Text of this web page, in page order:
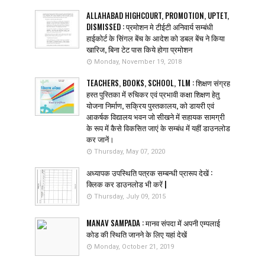
ALLAHABAD HIGHCOURT, PROMOTION, UPTET,
DISMISSED : प्रमोशन मे टीईटी अनिवार्य सम्बंधी
हाईकोर्ट के सिंगल बेंच के आदेश को डबल बेंच ने किया
खारिज, बिना टेट पास किये होगा प्रमोशन
Monday, November 19, 2018
TEACHERS, BOOKS, SCHOOL, TLM : शिक्षण संग्रह
हस्त पुस्तिका में रुचिकर एवं प्रभावी कक्षा शिक्षण हेतु
योजना निर्माण, सक्रिय पुस्तकालय, को डायरी एवं
आकर्षक विद्यालय भवन जो सीखने में सहायक सामग्री
के रूप में कैसे विकसित जाएं के सम्बंध में यहीं डाउनलोड
कर जानें।
Thursday, May 07, 2020
अध्यापक उपस्थिति पत्रक सम्बन्धी प्रारूप देखें :
क्लिक कर डाउनलोड भी करें |
Thursday, July 09, 2015
MANAV SAMPADA : मानव संपदा में अपनी एम्पलाई
कोड की स्थिति जानने के लिए यहां देखें
Monday, October 21, 2019